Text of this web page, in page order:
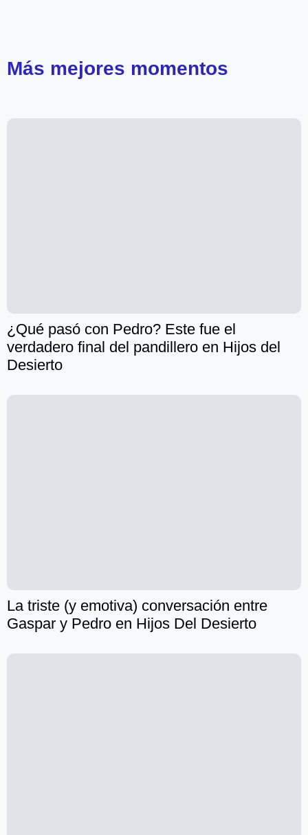
Más mejores momentos
¿Qué pasó con Pedro? Este fue el
verdadero final del pandillero en Hijos del
Desierto
La triste (y emotiva) conversación entre
Gaspar y Pedro en Hijos Del Desierto